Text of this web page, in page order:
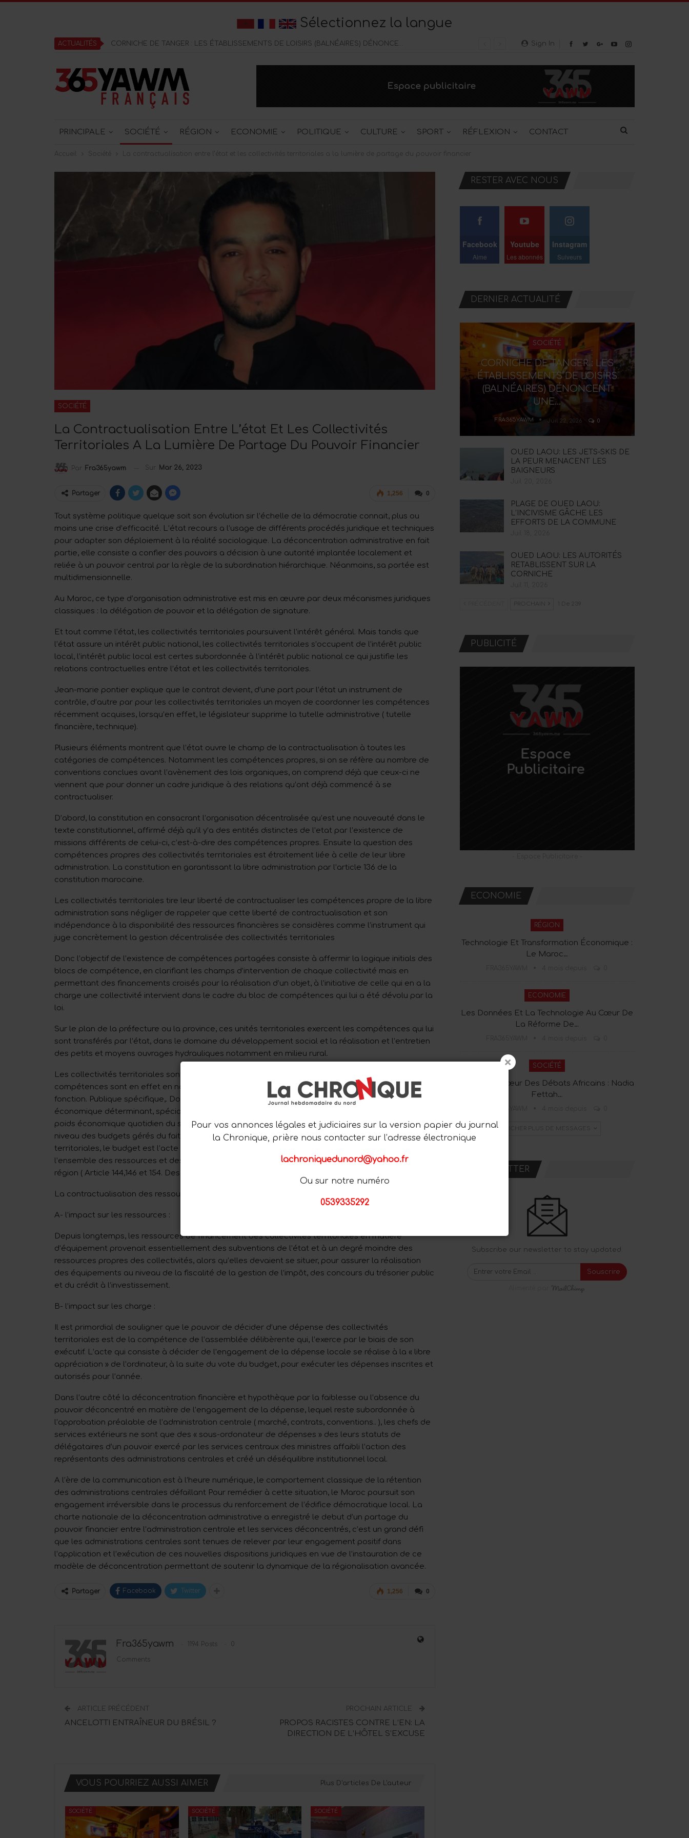
Sélectionnez la langue
Sign In
ACTUALITÉS
PRINCIPALE SOCIÉTÉ RÉGION ECONOMIE POLITIQUE CULTURE SPORT RÉFLEXION CONTACT
Accueil Société La contractualisation entre l’état et les collectivités territoriales a la lumière de partage du pouvoir financier
SOCIÉTÉ
La Contractualisation Entre L’état Et Les Collectivités
Territoriales A La Lumière De Partage Du Pouvoir Financier
Par Fra365yawm Sur Mar 26, 2023
0
1,256
Partager
Tout système politique quelque soit son évolution sir l’échelle de la démocratie connait, plus ou
moins une crise d’efficacité. L’état recours a l’usage de différents procédés juridique et techniques
pour adapter son déploiement à la réalité sociologique. La déconcentration administrative en fait
partie, elle consiste a confier des pouvoirs a décision à une autorité implantée localement et
reliée à un pouvoir central par la règle de la subordination hiérarchique. Néanmoins, sa portée est
multidimensionnelle.
Au Maroc, ce type d’organisation administrative est mis en œuvre par deux mécanismes juridiques
classiques : la délégation de pouvoir et la délégation de signature.
Et tout comme l’état, les collectivités territoriales poursuivent l’intérêt général. Mais tandis que
l’état assure un intérêt public national, les collectivités territoriales s’occupent de l’intérêt public
local, l’intérêt public local est certes subordonnée à l’intérêt public national ce qui justifie les
relations contractuelles entre l’état et les collectivités territoriales.
Jean-marie pontier explique que le contrat devient, d’une part pour l’état un instrument de
contrôle, d’autre par pour les collectivités territoriales un moyen de coordonner les compétences
récemment acquises, lorsqu’en effet, le législateur supprime la tutelle administrative ( tutelle
financière, technique).
Plusieurs éléments montrent que l’état ouvre le champ de la contractualisation à toutes les
catégories de compétences. Notamment les compétences propres, si on se réfère au nombre de
conventions conclues avant l’avènement des lois organiques, on comprend déjà que ceux-ci ne
viennent que pour donner un cadre juridique à des relations qu’ont déjà commencé à se
contractualiser.
D’abord, la constitution en consacrant l’organisation décentralisée qu’est une nouveauté dans le
texte constitutionnel, affirmé déjà qu’il y’a des entités distinctes de l’etat par l’existence de
missions différents de celui-ci, c’est-à-dire des compétences propres. Ensuite la question des
compétences propres des collectivités territoriales est étroitement liée à celle de leur libre
administration. La constitution en garantissant la libre administration par l’article 136 de la
constitution marocaine.
Les collectivités territoriales tire leur liberté de contractualiser les compétences propre de la libre
administration sans négliger de rappeler que cette liberté de contractualisation et son
indépendance à la disponibilité des ressources financières se considères comme l’instrument qui
juge concrètement la gestion décentralisée des collectivités territoriales
Donc l’objectif de l’existence de compétences partagées consiste à affermir la logique initials des
blocs de compétence, en clarifiant les champs d’intervention de chaque collectivité mais en
permettant des financements croisés pour la réalisation d’un objet, à l’initiative de celle qui en a la
charge une collectivité intervient dans le cadre du bloc de compétences qui lui a été dévolu par la
loi.
Sur le plan de la préfecture ou la province, ces unités territoriales exercent les compétences qui lui
sont transférés par l’état, dans le domaine du développement social et la réalisation et l’entretien
des petits et moyens ouvrages hydrauliques notamment en milieu rural.
Les collectivités territoriales sont devenues des acteurs majeurs de la vie locale. Leurs
compétences sont en effet en nombre croissant, ce qui nécessite des ressources accrues et une
fonction. Publique spécifique,. Dont les effectifs augmentent également, et aussi ont un impact
économique déterminant, spécialement en matière d’investissement public, l’accroissement du
poids économique quotidien du secteur public local a pour conséquence de faire augmenter le
niveau des budgets gérés du fait de l’accroissement des compétences des collectivités
territoriales, le budget est l’acte par lequel est prévu et autorisé, pour chaque année budgétaire,
l’ensemble des ressources et des charges de la commune, la préfecture ou de la province et la
région ( Article 144,146 et 154. Des lois organiques 111-14, 112-14, 113-14).
La contractualisation des ressources et sur les charges et de ce fait sur cet équilibre.
A- l’impact sur les ressources :
Depuis longtemps, les ressources de financement des collectivités territoriales en matière
d’équipement provenait essentiellement des subventions de l’état et à un degré moindre des
ressources propres des collectivités, alors qu’elles devaient se situer, pour assurer la réalisation
des équipements au niveau de la fiscalité de la gestion de l’impôt, des concours du trésorier public
et du crédit à l’investissement.
B- l’impact sur les charge :
Il est primordial de souligner que le pouvoir de décider d’une dépense des collectivités
territoriales est de la compétence de l’assemblée délibèrente qui, l’exerce par le biais de son
exécutif. L’acte qui consiste à décider de l’engagement de la dépense locale se réalise à la « libre
appréciation » de l’ordinateur, à la suite du vote du budget, pour exécuter les dépenses inscrites et
autorisés pour l’année.
Dans l’autre côté la déconcentration financière et hypothèque par la faiblesse ou l’absence du
pouvoir déconcentré en matière de l’engagement de la dépense, lequel reste subordonnée à
l’approbation préalable de l’administration centrale ( marché, contrats, conventions.. ), les chefs de
services extérieurs ne sont que des « sous-ordonateur de dépenses » des leurs statuts de
délégataires d’un pouvoir exercé par les services centraux des ministres affaibli l’action des
représentants des administrations centrales et créé un déséquilibre institutionnel local.
A l’ère de la communication est à l’heure numérique, le comportement classique de la rétention
des administrations centrales défaillant Pour remédier à cette situation, le Maroc poursuit son
engagement irréversible dans le processus du renforcement de l’édifice démocratique local. La
charte nationale de la déconcentration administrative a enregistré le debut d’un partage du
pouvoir financier entre l’administration centrale et les services déconcentrés, c’est un grand défi
que les administrations centrales sont tenues de relever par leur engagement positif dans
l’application et l’exécution de ces nouvelles dispositions juridiques en vue de l’instauration de ce
modèle de déconcentration permettant de soutenir la dynamique de la régionalisation avancée.
0
1,256
Partager Facebook Twitter
Fra365yawm 1194 Posts 0
Comments
ARTICLE PRÉCÉDENT
ANCELOTTI ENTRAÎNEUR DU BRÉSIL ?
PROCHAIN ARTICLE
PROPOS RACISTES CONTRE L’EN: LA
DIRECTION DE L’HÔTEL S’EXCUSE
VOUS POURRIEZ AUSSI AIMER Plus D'articles De L'auteur
SOCIÉTÉ SOCIÉTÉ SOCIÉTÉ
RESTER AVEC NOUS
Facebook
Aime
Youtube
Les abonnés
Instagram
Suiveurs
DERNIER ACTUALITÉ
SOCIÉTÉ
CORNICHE DE TANGER : LES
ÉTABLISSEMENTS DE LOISIRS
(BALNÉAIRES) DÉNONCENT
UNE…
FRA365YAWM Juil 22, 2026 0
OUED LAOU: LES JETS-SKIS DE
LA PEUR MENACENT LES
BAIGNEURS
PLAGE DE OUED LAOU:
L’INCIVISME GÂCHE LES
EFFORTS DE LA COMMUNE
OUED LAOU: LES AUTORITÉS
RETABLISSENT SUR LA
CORNICHE
PROCHAIN 1 De 239
PUBLICITÉ
ECONOMIE
RÉGION
Technologie Et Transformation Économique :
Le Maroc…
ECONOMIE
Les Données Et La Technologie Au Cœur De
La Réforme De…
SOCIÉTÉ
Tanger Au Cœur Des Débats Africains : Nadia
Fettah…
AFFICHER PLUS DE MESSAGES
NEWSLETTER
Subscribe our newsletter to stay updated.
Souscrire
Pour vos annonces légales et judiciaires sur la version papier du journal
la Chronique, prière nous contacter sur l’adresse électronique
lachroniquedunord@yahoo.fr
Ou sur notre numéro
0539335292